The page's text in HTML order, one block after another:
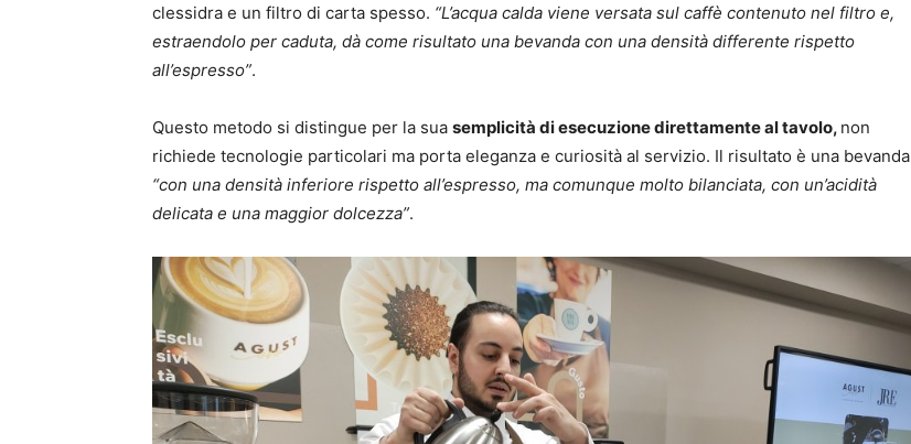
clessidra e un filtro di carta spesso. “L’acqua calda viene versata sul caffè contenuto nel filtro e,
estraendolo per caduta, dà come risultato una bevanda con una densità differente rispetto
all’espresso”.
Questo metodo si distingue per la sua semplicità di esecuzione direttamente al tavolo, non
richiede tecnologie particolari ma porta eleganza e curiosità al servizio. Il risultato è una bevanda
“con una densità inferiore rispetto all’espresso, ma comunque molto bilanciata, con un’acidità
delicata e una maggior dolcezza”.